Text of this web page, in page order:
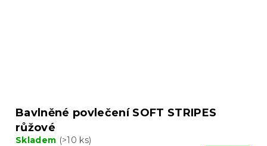
Bavlněné povlečení SOFT STRIPES
růžové
Skladem (>10 ks)